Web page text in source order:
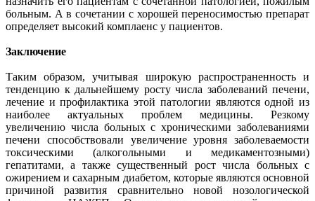
больным. А в сочетании с хорошей переносимостью препарат
определяет высокий комплаенс у пациентов.
Заключение
Таким образом, учитывая широкую распространенность и
тенденцию к дальнейшему росту числа заболеваний печени,
лечение и профилактика этой патологии являются одной из
наиболее актуальных проблем медицины. Резкому
увеличению числа больных с хроническими заболеваниями
печени способствовали увеличение уровня заболеваемости
токсическими (алкогольными и медикаментозными)
гепатитами, а также существенный рост числа больных с
ожирением и сахарным диабетом, которые являются основной
причиной развития сравнительно новой нозологической